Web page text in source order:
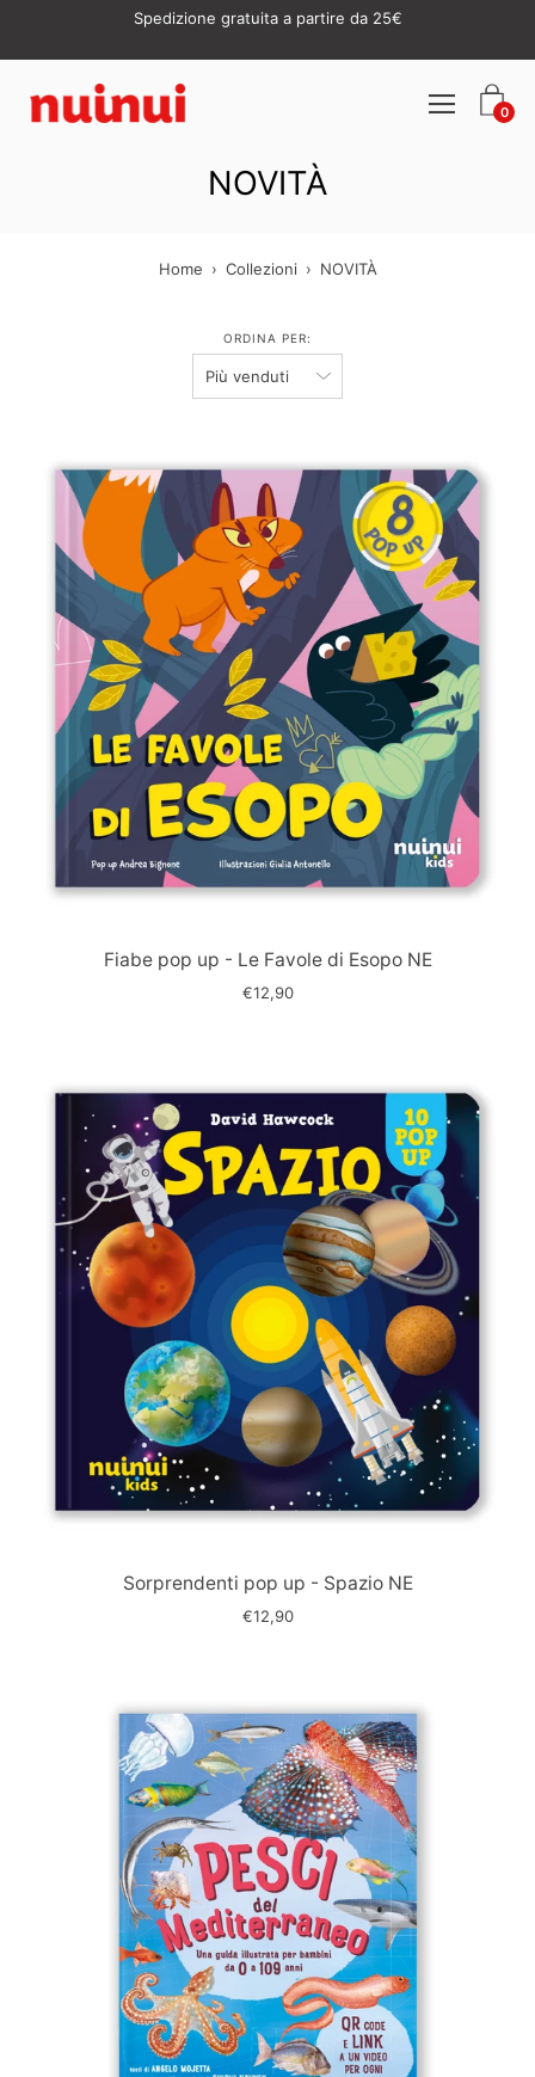
contenuto
5% di sconto sulle novità
Apri
menu
0
NOVITÀ
Home › Collezioni › NOVITÀ
ORDINA PER:
slide
Fiabe pop up - Le Favole di Esopo NE
€12,90
Sorprendenti pop up - Spazio NE
€12,90